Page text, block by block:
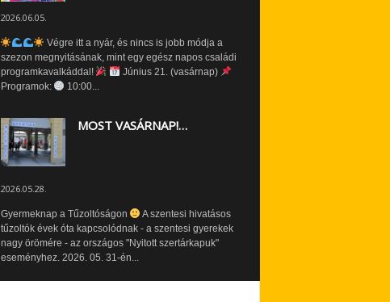
2026.06.05.
Végre itt a nyár, és nincs is jobb módja a
szezon megnyitásának, mint egy egész napos családi
programkavalkáddal!
Június 21. (vasárnap)
Programok:
10:00...
MOST VASÁRNAP!…
2026.05.28.
Gyermeknap a Tűzoltóságon
A szentesi hivatásos
tűzoltók évek óta kapcsolódnak - a szentesi gyerekek
nagy örömére - az országos "Nyitott szertárkapuk"
eseményhez. 2026. 05. 31-én...